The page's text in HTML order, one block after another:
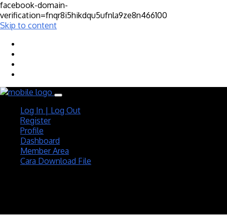
facebook-domain-
verification=fnqr8i5hikdqu5ufnla9ze8n466100
Skip to content
Log In | Log Out
Register
Profile
Dashboard
Member Area
Cara Download File